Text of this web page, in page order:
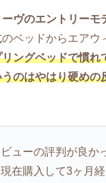
ヴのエントリーモ
ベッドからエアウ
ングベッドで慣れ
のはやはり硬めの
ューの評判が良か
在購入して3ヶ月経